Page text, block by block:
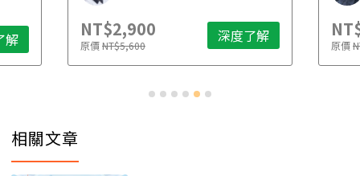
解 NT$2,900
原價NT$5,600 深度了解 原價
相關文章